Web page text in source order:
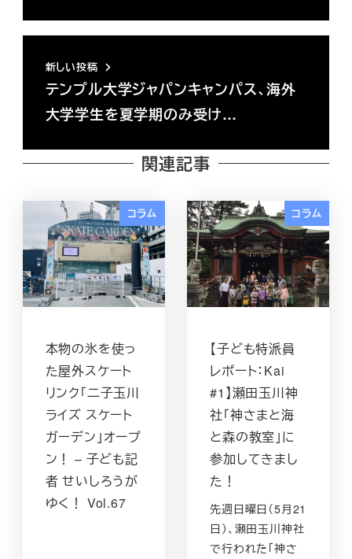
新しい投稿
テンプル大学ジャパンキャンパス、海外
大学学生を夏学期のみ受け…
関連記事
コラム
本物の氷を使っ
た屋外スケート
リンク「二子玉川
ライズ スケート
ガーデン」オープ
ン！ – 子ども記
者 せいしろうが
ゆく！ Vol.67
コラム
【子ども特派員
レポート：Kai
#1】瀬田玉川神
社「神さまと海
と森の教室」に
参加してきまし
た！
先週日曜日（5月21
日）、瀬田玉川神社
で行われた「神さ